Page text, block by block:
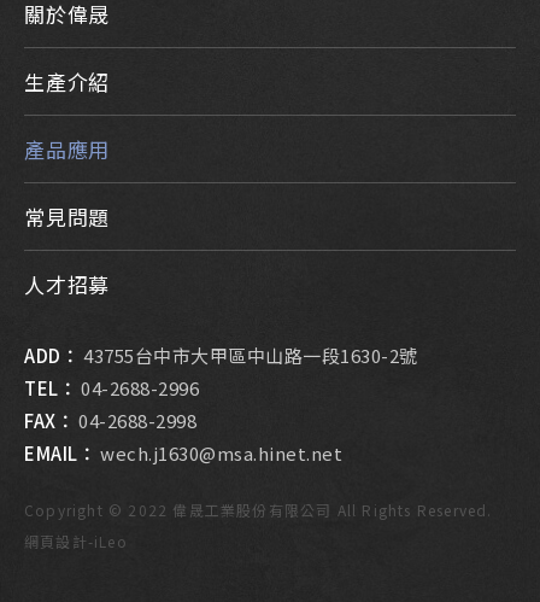
關於偉晟
生產介紹
產品應用
常見問題
人才招募
ADD： 43755台中市大甲區中山路一段1630-2號
TEL： 04-2688-2996
FAX： 04-2688-2998
EMAIL： wech.j1630@msa.hinet.net
Copyright © 2022 偉晟工業股份有限公司 All Rights Reserved.
網頁設計-iLeo